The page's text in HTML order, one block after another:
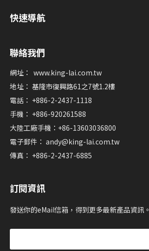
快速導航
聯絡我們
網址： www.king-lai.com.tw
地址： 基隆市復興路61之7號1.2樓
電話： +886-2-2437-1118
手機： +886-920261588
大陸工廠手機：+86-13603036800
電子郵件： andy@king-lai.com.tw
傳真： +886-2-2437-6885
訂閱資訊
發送你的eMail信箱，得到更多最新產品資訊。